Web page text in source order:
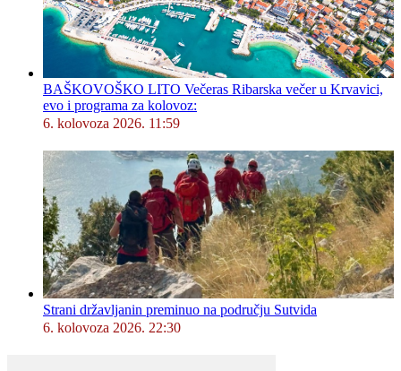
BAŠKOVOŠKO LITO Večeras Ribarska večer u Krvavici,
evo i programa za kolovoz:
6. kolovoza 2026. 11:59
Strani državljanin preminuo na području Sutvida
6. kolovoza 2026. 22:30